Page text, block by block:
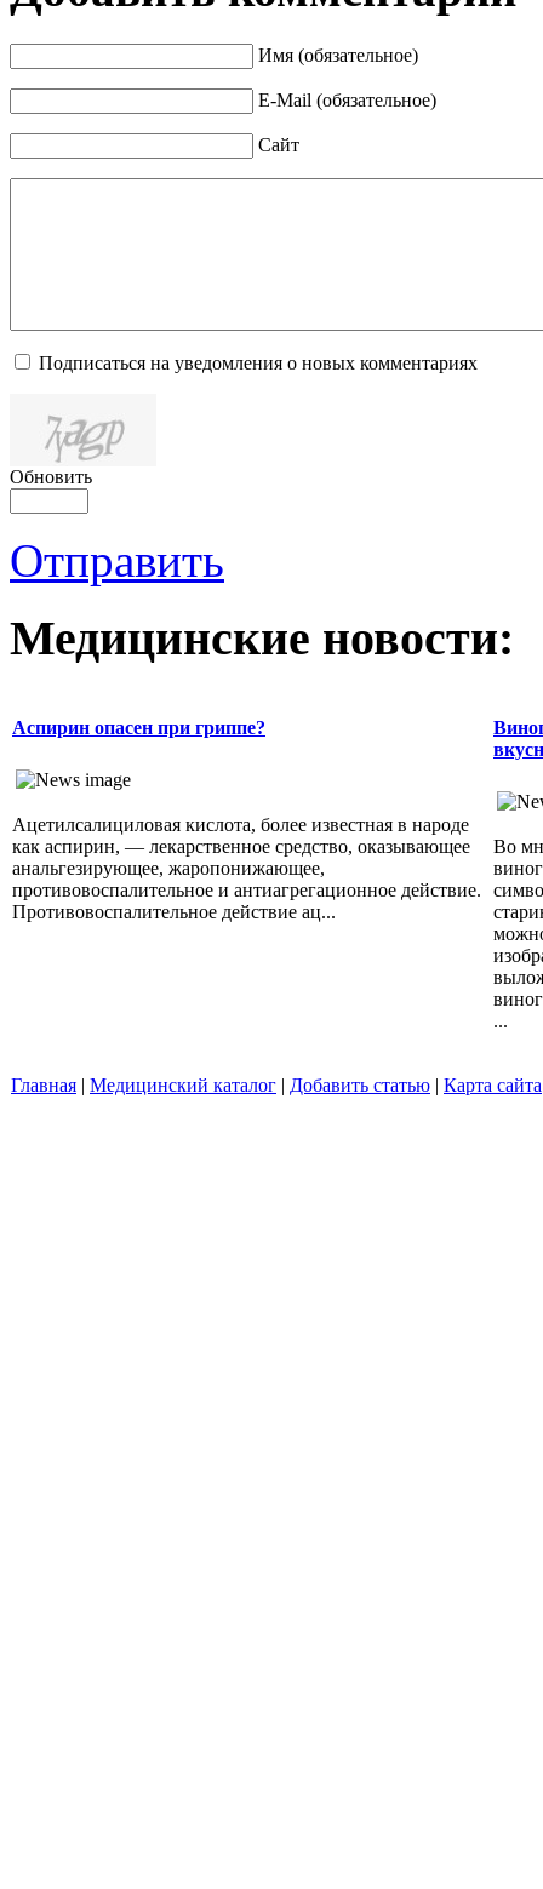
Имя (обязательное)
E-Mail (обязательное)
Сайт
Подписаться на уведомления о новых комментариях
Обновить
Отправить
Медицинские новости:
Аспирин опасен при гриппе?
Ацетилсалициловая кислота, более известная в народе
как аспирин, — лекарственное средство, оказывающее
анальгезирующее, жаропонижающее,
противовоспалительное и антиагрегационное действие.
Противовоспалительное действие ац...
Во
...
Главная | Медицинский каталог | Добавить статью | Карта сайта